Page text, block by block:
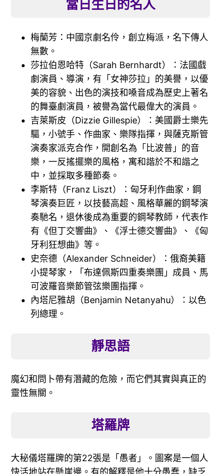
當日生日的名人
梅蘭芳：中國京劇名伶，創立梅派，名下傳人
無數。
莎拉伯恩哈特（Sarah Bernhardt）：法國戲
劇演員、導演，有「女神莎拉」的美譽，以優
美的容貌、出色的演技和嗓音成為歷史上著名
的舞臺劇演員，被譽為當代最偉大的演員。
吉萊斯皮（Dizzie Gillespie）：美國爵士樂先
驅，小號手、作曲家、樂隊指揮，與薩克斯管
演奏家派克合作，開創名為「比波普」的音
樂，一反搖擺樂的風格，寓和諧於不和諧之
中，並採取多種節奏。
李斯特（Franz Liszt）：匈牙利作曲家，鋼
琴演奏巨匠，以技藝高超、風格華麗的鋼琴演
奏馳名，退休後成為重要的鋼琴教師，代表作
有《但丁交響曲》、《浮士德交響曲》、《匈
牙利狂想曲》等。
史奈德（Alexander Schneider）：俄裔美籍
小提琴家，「布達佩斯四重奏樂團」成員、馬
可波羅音樂節管弦樂團指揮。
內塔尼雅胡（Benjamin Netanyahu）：以色
列總理。
靜思語
魔幻和問卜帶有潛藏的危險，而它們其實與真正的
靈性無關。
塔羅牌
大秘儀塔羅牌的第22張是「愚者」。圖案是一個人
快活地站在懸崖邊。有的解釋是他十分愚蠢，缺乏